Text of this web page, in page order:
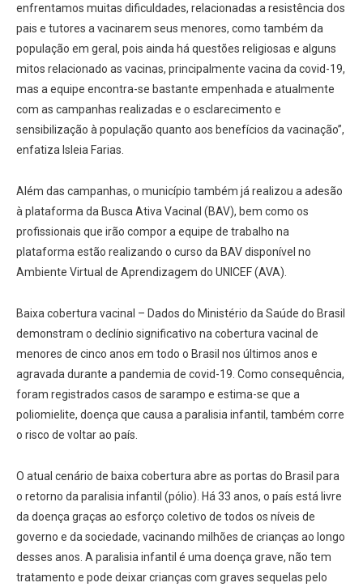
enfrentamos muitas dificuldades, relacionadas a resistência dos
pais e tutores a vacinarem seus menores, como também da
população em geral, pois ainda há questões religiosas e alguns
mitos relacionado as vacinas, principalmente vacina da covid-19,
mas a equipe encontra-se bastante empenhada e atualmente
com as campanhas realizadas e o esclarecimento e
sensibilização à população quanto aos benefícios da vacinação”,
enfatiza Isleia Farias.
Além das campanhas, o município também já realizou a adesão
à plataforma da Busca Ativa Vacinal (BAV), bem como os
profissionais que irão compor a equipe de trabalho na
plataforma estão realizando o curso da BAV disponível no
Ambiente Virtual de Aprendizagem do UNICEF (AVA).
Baixa cobertura vacinal – Dados do Ministério da Saúde do Brasil
demonstram o declínio significativo na cobertura vacinal de
menores de cinco anos em todo o Brasil nos últimos anos e
agravada durante a pandemia de covid-19. Como consequência,
foram registrados casos de sarampo e estima-se que a
poliomielite, doença que causa a paralisia infantil, também corre
o risco de voltar ao país.
O atual cenário de baixa cobertura abre as portas do Brasil para
o retorno da paralisia infantil (pólio). Há 33 anos, o país está livre
da doença graças ao esforço coletivo de todos os níveis de
governo e da sociedade, vacinando milhões de crianças ao longo
desses anos. A paralisia infantil é uma doença grave, não tem
tratamento e pode deixar crianças com graves sequelas pelo